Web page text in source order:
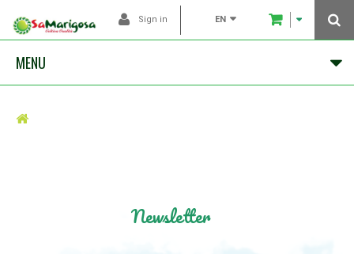
Sign in EN
MENU
Newsletter